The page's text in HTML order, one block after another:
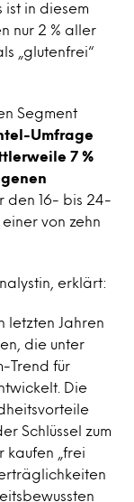
ist in diesem
nur 2 % aller
„glutenfrei“
Segment
Umfrage
7 %
den 16- bis 24-
von zehn
erklärt:
letzten Jahren
die unter
Trend für
Die
Schlüssel zum
kaufen „frei